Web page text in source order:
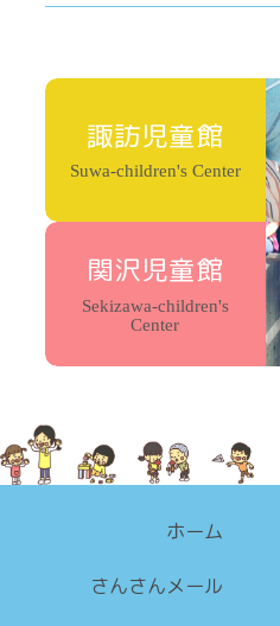
諏訪児童館
Suwa-children's Center
関沢児童館
Sekizawa-children's
Center
ホーム
さんさんメール